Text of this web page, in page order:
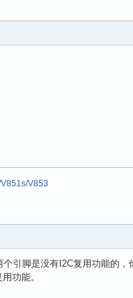
V851s/V853
引脚是没有I2C复用功能的，
功能。